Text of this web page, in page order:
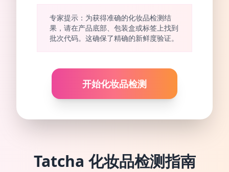
专家提示：为获得准确的化妆品检测结
果，请在产品底部、包装盒或标签上找到
批次代码。这确保了精确的新鲜度验证。
开始化妆品检测
Tatcha 化妆品检测指南